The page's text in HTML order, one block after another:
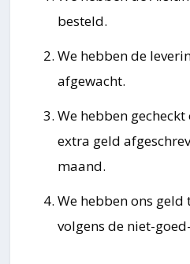
besteld.
We hebben de
afgewacht.
We hebben
extra geld
maand.
We hebben ons
volgens de niet-